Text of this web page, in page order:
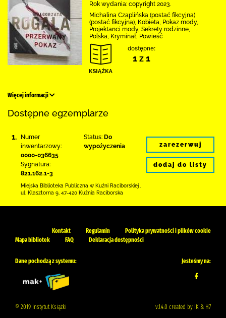
Rok wydania: copyright 2023.
Michalina Czaplińska (postać fikcyjna)
(postać fikcyjna), Kobieta, Pokaz mody,
Projektanci mody, Sekrety rodzinne,
Polska, Kryminał, Powieść
dostępne:
1 z 1
Więcej informacji
Dostępne egzemplarze
1.
Numer
inwentarzowy:
0000-036635
Sygnatura:
821.162.1-3
Status: Do
wypożyczenia
Miejska Biblioteka Publiczna w Kuźni Raciborskiej
ul. Klasztorna 9 47-420 Kuźnia Raciborska
zarezerwuj
dodaj do listy
Kontakt Regulamin
Polityka prywatności i plików cookie
Mapa bibliotek
FAQ Deklaracja dostępności
Dane pochodzą z systemu: Jesteśmy na:
© 2019 Instytut Książki v.1.4.0 created by IK & H7